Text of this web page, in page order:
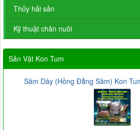
Thủy hải sản
Kỹ thuật chăn nuôi
Sản Vật Kon Tum
Sâm Dây (Hồng Đẳng Sâm) Kon